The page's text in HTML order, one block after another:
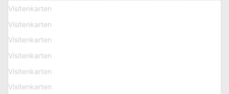
Visitenkarten
Visitenkarten
Visitenkarten
Visitenkarten
Visitenkarten
Visitenkarten